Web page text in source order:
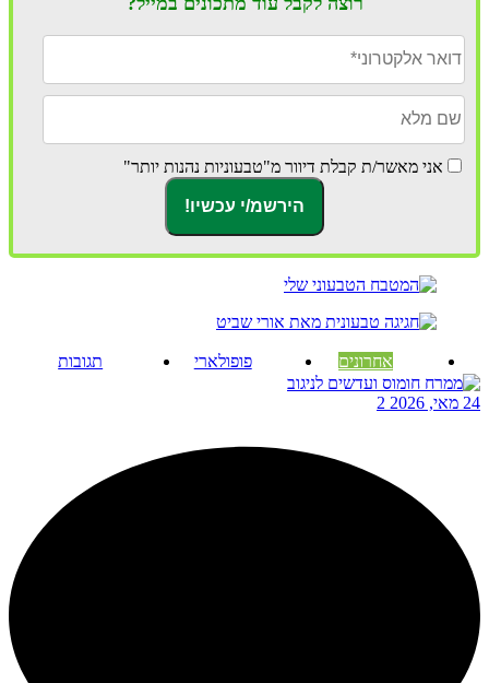
אני מאשר/ת קבלת דיוור מ"טבעוניות נהנות יותר"
אחרונים פופולארי תגובות
24 מאי, 2026 2